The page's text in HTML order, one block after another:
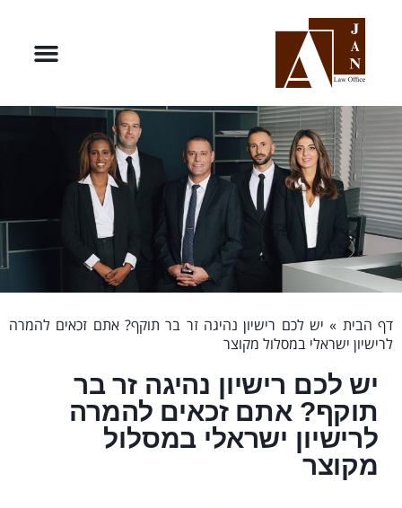
דף הבית » יש לכם רישיון נהיגה זר בר תוקף? אתם זכאים להמרה
לרישיון ישראלי במסלול מקוצר
יש לכם רישיון נהיגה זר בר
תוקף? אתם זכאים להמרה
לרישיון ישראלי במסלול
מקוצר